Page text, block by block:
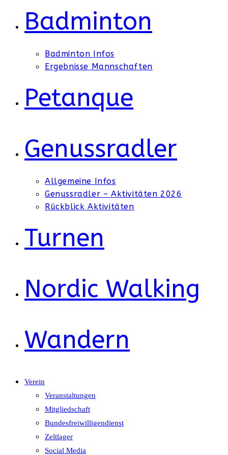
Badminton
Badminton Infos
Ergebnisse Mannschaften
Petanque
Genussradler
Allgemeine Infos
Genussradler – Aktivitäten 2026
Rückblick Aktivitäten
Turnen
Nordic Walking
Wandern
Verein
Veranstaltungen
Mitgliedschaft
Bundesfreiwilligendienst
Zeltlager
Social Media